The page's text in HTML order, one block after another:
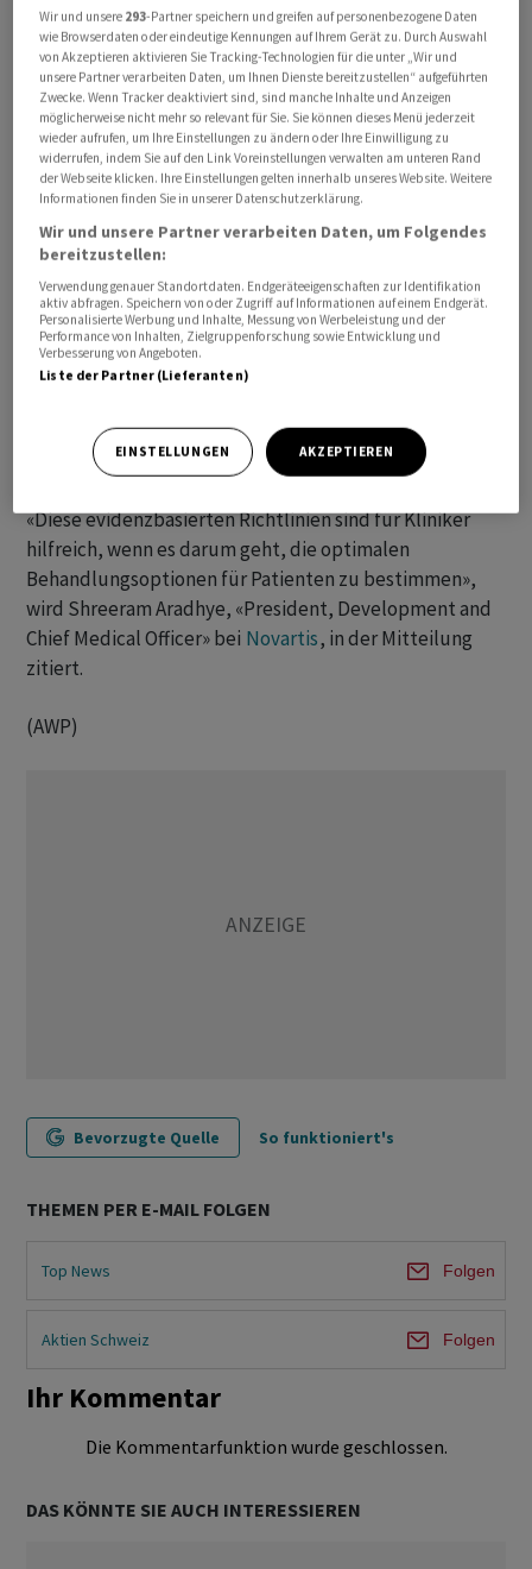
Das US-Netzwerk National Comprehensive Cancer
Network (NCCN) habe das Mittel in seinen Leitlinien als
bevorzugte Behandlungsmethode für Patientinnen mit
einer bestimmten Form von Brustkrebs um
Frühstadium aufgenommen, teilteNovartis am
Donnerstag mit.
So soll der CDK4/6-Inhibitor (CDK4/6i) für die adjuvante
Therapie, also im Anschluss an die operative Entfernung
des Tumors, bei Patientinnen mit Brustkrebs
Aromatasehemmer - einer Hormontherapie - eingesetzt
werden.
«Diese evidenzbasierten Richtlinien sind für Kliniker
hilfreich, wenn es darum geht, die optimalen
Behandlungsoptionen für Patienten zu bestimmen»,
wird Shreeram Aradhye, «President, Development and
Chief Medical Officer» bei Novartis, in der Mitteilung
zitiert.
(AWP)
Bevorzugte Quelle So funktioniert's
THEMEN PER E-MAIL FOLGEN
Top News Folgen
Aktien Schweiz Folgen
Ihr Kommentar
Die Kommentarfunktion wurde geschlossen.
DAS KÖNNTE SIE AUCH INTERESSIEREN
Wir und unsere 293-Partner speichern und greifen auf personenbezogene Daten
wie Browserdaten oder eindeutige Kennungen auf Ihrem Gerät zu. Durch Auswahl
von Akzeptieren aktivieren Sie Tracking-Technologien für die unter „Wir und
unsere Partner verarbeiten Daten, um Ihnen Dienste bereitzustellen“ aufgeführten
Zwecke. Wenn Tracker deaktiviert sind, sind manche Inhalte und Anzeigen
möglicherweise nicht mehr so relevant für Sie. Sie können dieses Menü jederzeit
wieder aufrufen, um Ihre Einstellungen zu ändern oder Ihre Einwilligung zu
widerrufen, indem Sie auf den Link Voreinstellungen verwalten am unteren Rand
der Webseite klicken. Ihre Einstellungen gelten innerhalb unseres Website. Weitere
Informationen finden Sie in unserer Datenschutzerklärung.
Wir und unsere Partner verarbeiten Daten, um Folgendes
bereitzustellen:
Verwendung genauer Standortdaten. Endgeräteeigenschaften zur Identifikation
aktiv abfragen. Speichern von oder Zugriff auf Informationen auf einem Endgerät.
Personalisierte Werbung und Inhalte, Messung von Werbeleistung und der
Performance von Inhalten, Zielgruppenforschung sowie Entwicklung und
Verbesserung von Angeboten.
Liste der Partner (Lieferanten)
EINSTELLUNGEN AKZEPTIEREN